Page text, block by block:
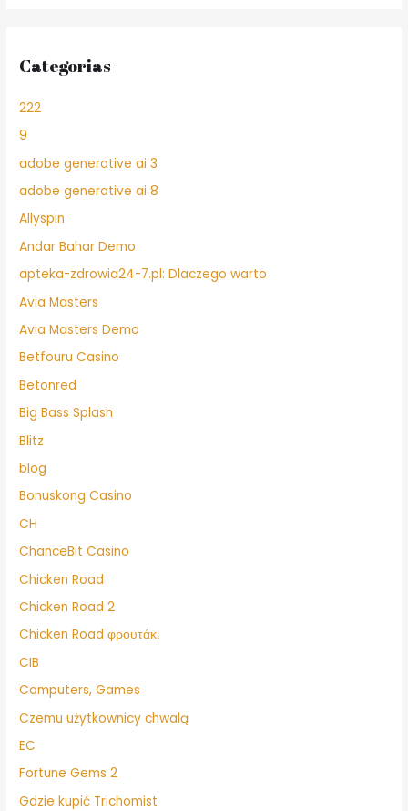
Categorias
222
9
adobe generative ai 3
adobe generative ai 8
Allyspin
Andar Bahar Demo
apteka-zdrowia24-7.pl: Dlaczego warto
Avia Masters
Avia Masters Demo
Betfouru Casino
Betonred
Big Bass Splash
Blitz
blog
Bonuskong Casino
CH
ChanceBit Casino
Chicken Road
Chicken Road 2
Chicken Road φρουτάκι
CIB
Computers, Games
Czemu użytkownicy chwalą
EC
Fortune Gems 2
Gdzie kupić Trichomist